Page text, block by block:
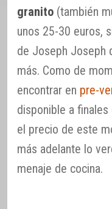
granito (también
unos 25-30 euros,
de Joseph Joseph
más. Como de
encontrar en pre-
disponible a
el precio de este
más adelante lo
menaje de cocina.